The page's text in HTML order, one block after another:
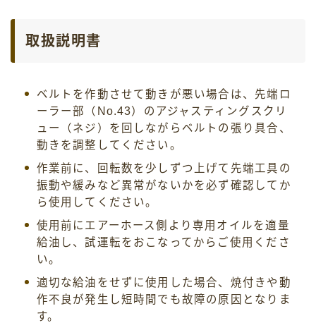
取扱説明書
ベルトを作動させて動きが悪い場合は、先端ロ
ーラー部（No.43）のアジャスティングスクリ
ュー（ネジ）を回しながらベルトの張り具合、
動きを調整してください。
作業前に、回転数を少しずつ上げて先端工具の
振動や緩みなど異常がないかを必ず確認してか
ら使用してください。
使用前にエアーホース側より専用オイルを適量
給油し、試運転をおこなってからご使用くださ
い。
適切な給油をせずに使用した場合、焼付きや動
作不良が発生し短時間でも故障の原因となりま
す。